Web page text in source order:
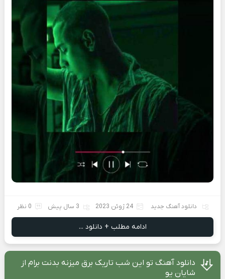
دانلود آهنگ جدید 24 ژوئن 2023 3 سال پیش 0 نظر
ادامه مطلب + دانلود ...
دانلود آهنگ تو این شب تاریک برق میزنه بدنت برام از
شایان یو